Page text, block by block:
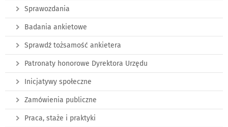
Sprawozdania
Badania ankietowe
Sprawdź tożsamość ankietera
Patronaty honorowe Dyrektora Urzędu
Inicjatywy społeczne
Zamówienia publiczne
Praca, staże i praktyki